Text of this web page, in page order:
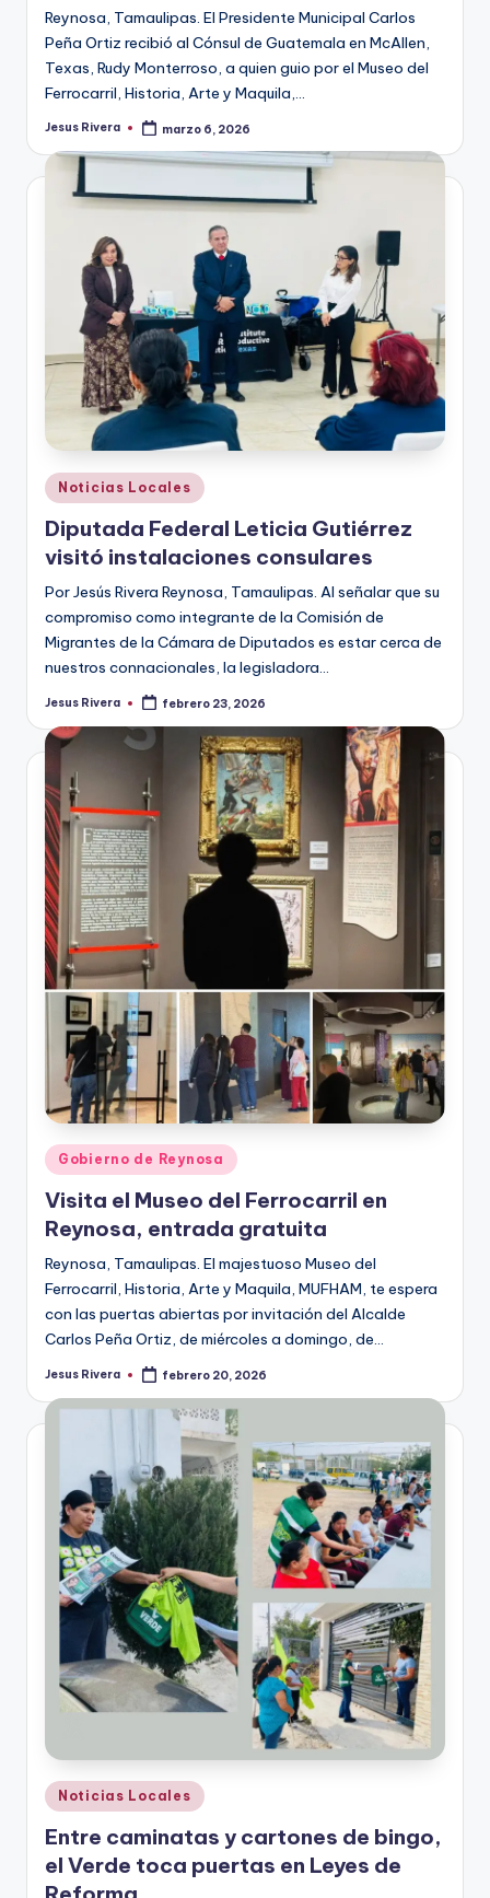
Reynosa, Tamaulipas. El Presidente Municipal Carlos
Peña Ortiz recibió al Cónsul de Guatemala en McAllen,
Texas, Rudy Monterroso, a quien guio por el Museo del
Ferrocarril, Historia, Arte y Maquila,…
Publicado
Jesus Rivera marzo 6, 2026
Publicado
en
Noticias Locales
Diputada Federal Leticia Gutiérrez
visitó instalaciones consulares
Por Jesús Rivera Reynosa, Tamaulipas. Al señalar que su
compromiso como integrante de la Comisión de
Migrantes de la Cámara de Diputados es estar cerca de
nuestros connacionales, la legisladora…
Publicado
Jesus Rivera febrero 23, 2026
Publicado
en
Gobierno de Reynosa
Visita el Museo del Ferrocarril en
Reynosa, entrada gratuita
Reynosa, Tamaulipas. El majestuoso Museo del
Ferrocarril, Historia, Arte y Maquila, MUFHAM, te espera
con las puertas abiertas por invitación del Alcalde
Carlos Peña Ortiz, de miércoles a domingo, de…
Publicado
Jesus Rivera febrero 20, 2026
Publicado
en
Noticias Locales
Entre caminatas y cartones de bingo,
el Verde toca puertas en Leyes de